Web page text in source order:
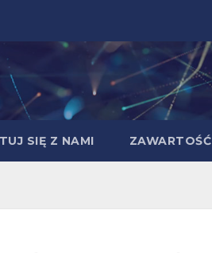
SIĘ Z NAMI ZAWARTOŚĆ